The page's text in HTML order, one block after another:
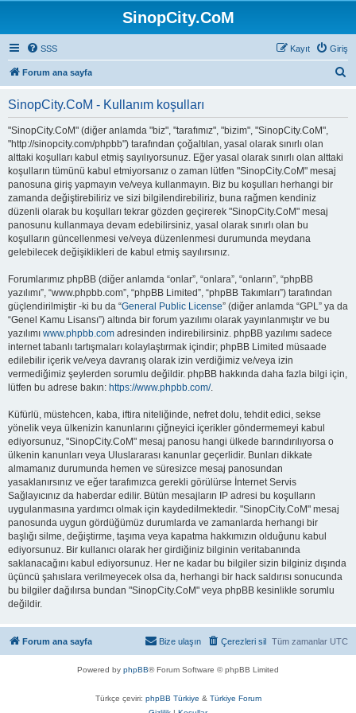
SinopCity.CoM
SSS Giriş
Kayıt
Forum ana sayfa
SinopCity.CoM - Kullanım koşulları
"SinopCity.CoM" (diğer anlamda "biz", "tarafımız", "bizim", "SinopCity.CoM",
"http://sinopcity.com/phpbb") tarafından çoğaltılan, yasal olarak sınırlı olan
alttaki koşulları kabul etmiş sayılıyorsunuz. Eğer yasal olarak sınırlı olan alttaki
koşulların tümünü kabul etmiyorsanız o zaman lütfen "SinopCity.CoM" mesaj
panosuna giriş yapmayın ve/veya kullanmayın. Biz bu koşulları herhangi bir
zamanda değiştirebiliriz ve sizi bilgilendirebiliriz, buna rağmen kendiniz
düzenli olarak bu koşulları tekrar gözden geçirerek "SinopCity.CoM" mesaj
panosunu kullanmaya devam edebilirsiniz, yasal olarak sınırlı olan bu
koşulların güncellenmesi ve/veya düzenlenmesi durumunda meydana
gelebilecek değişiklikleri de kabul etmiş sayılırsınız.
Forumlarımız phpBB (diğer anlamda “onlar”, “onlara”, “onların”, “phpBB
yazılımı”, “www.phpbb.com”, “phpBB Limited”, “phpBB Takımları”) tarafından
güçlendirilmiştir -ki bu da “General Public License” (diğer anlamda “GPL” ya da
“Genel Kamu Lisansı”) altında bir forum yazılımı olarak yayınlanmıştır ve bu
yazılımı www.phpbb.com adresinden indirebilirsiniz. phpBB yazılımı sadece
internet tabanlı tartışmaları kolaylaştırmak içindir; phpBB Limited müsaade
edilebilir içerik ve/veya davranış olarak izin verdiğimiz ve/veya izin
vermediğimiz şeylerden sorumlu değildir. phpBB hakkında daha fazla bilgi için,
lütfen bu adrese bakın: https://www.phpbb.com/.
Küfürlü, müstehcen, kaba, iftira niteliğinde, nefret dolu, tehdit edici, sekse
yönelik veya ülkenizin kanunlarını çiğneyici içerikler göndermemeyi kabul
ediyorsunuz, "SinopCity.CoM" mesaj panosu hangi ülkede barındırılıyorsa o
ülkenin kanunları veya Uluslararası kanunlar geçerlidir. Bunları dikkate
almamanız durumunda hemen ve süresizce mesaj panosundan
yasaklanırsınız ve eğer tarafımızca gerekli görülürse İnternet Servis
Sağlayıcınız da haberdar edilir. Bütün mesajların IP adresi bu koşulların
uygulanmasına yardımcı olmak için kaydedilmektedir. "SinopCity.CoM" mesaj
panosunda uygun gördüğümüz durumlarda ve zamanlarda herhangi bir
başlığı silme, değiştirme, taşıma veya kapatma hakkımızın olduğunu kabul
ediyorsunuz. Bir kullanıcı olarak her girdiğiniz bilginin veritabanında
saklanacağını kabul ediyorsunuz. Her ne kadar bu bilgiler sizin bilginiz dışında
üçüncü şahıslara verilmeyecek olsa da, herhangi bir hack saldırısı sonucunda
bu bilgiler dağılırsa bundan "SinopCity.CoM" veya phpBB kesinlikle sorumlu
değildir.
Forum ana sayfa Tüm zamanlar UTC
Çerezleri sil
Bize ulaşın
Powered by phpBB® Forum Software © phpBB Limited
Türkçe çeviri: phpBB Türkiye & Türkiye Forum